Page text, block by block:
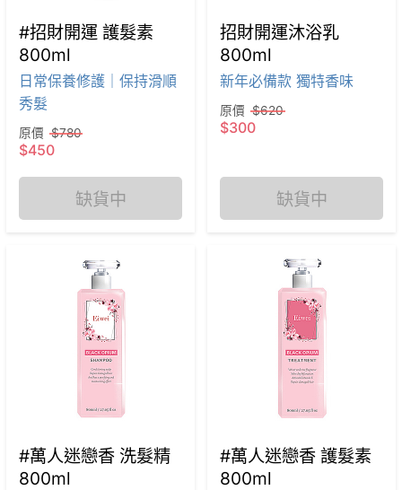
#招財開運 護髮素
800ml
日常保養修護｜保持滑順
秀髮
原價 $780
$450
缺貨中
招財開運沐浴乳
800ml
新年必備款 獨特香味
原價 $620
$300
缺貨中
#萬人迷戀香 洗髮精
800ml
#萬人迷戀香 護髮素
800ml